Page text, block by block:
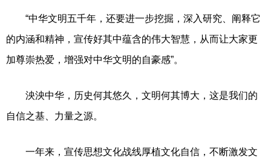
“中华文明五千年，还要进一步挖掘，深入研究、阐释它
的内涵和精神，宣传好其中蕴含的伟大智慧，从而让大家更
加尊崇热爱，增强对中华文明的自豪感”。
泱泱中华，历史何其悠久，文明何其博大，这是我们的
自信之基、力量之源。
一年来，宣传思想文化战线厚植文化自信，不断激发文